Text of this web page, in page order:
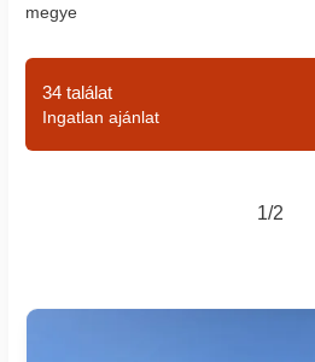
megye
1/2
34 találat
Ingatlan ajánlat